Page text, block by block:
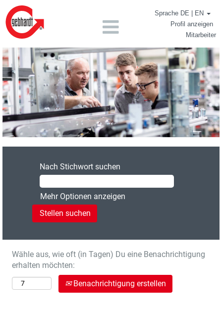
Sprache DE | EN
Profil anzeigen
Mitarbeiter
Schüler:innen
und
Studierende
Nach Stichwort suchen
Mehr Optionen anzeigen
Wähle aus, wie oft (in Tagen) Du eine Benachrichtigung
erhalten möchten:
Benachrichtigung erstellen